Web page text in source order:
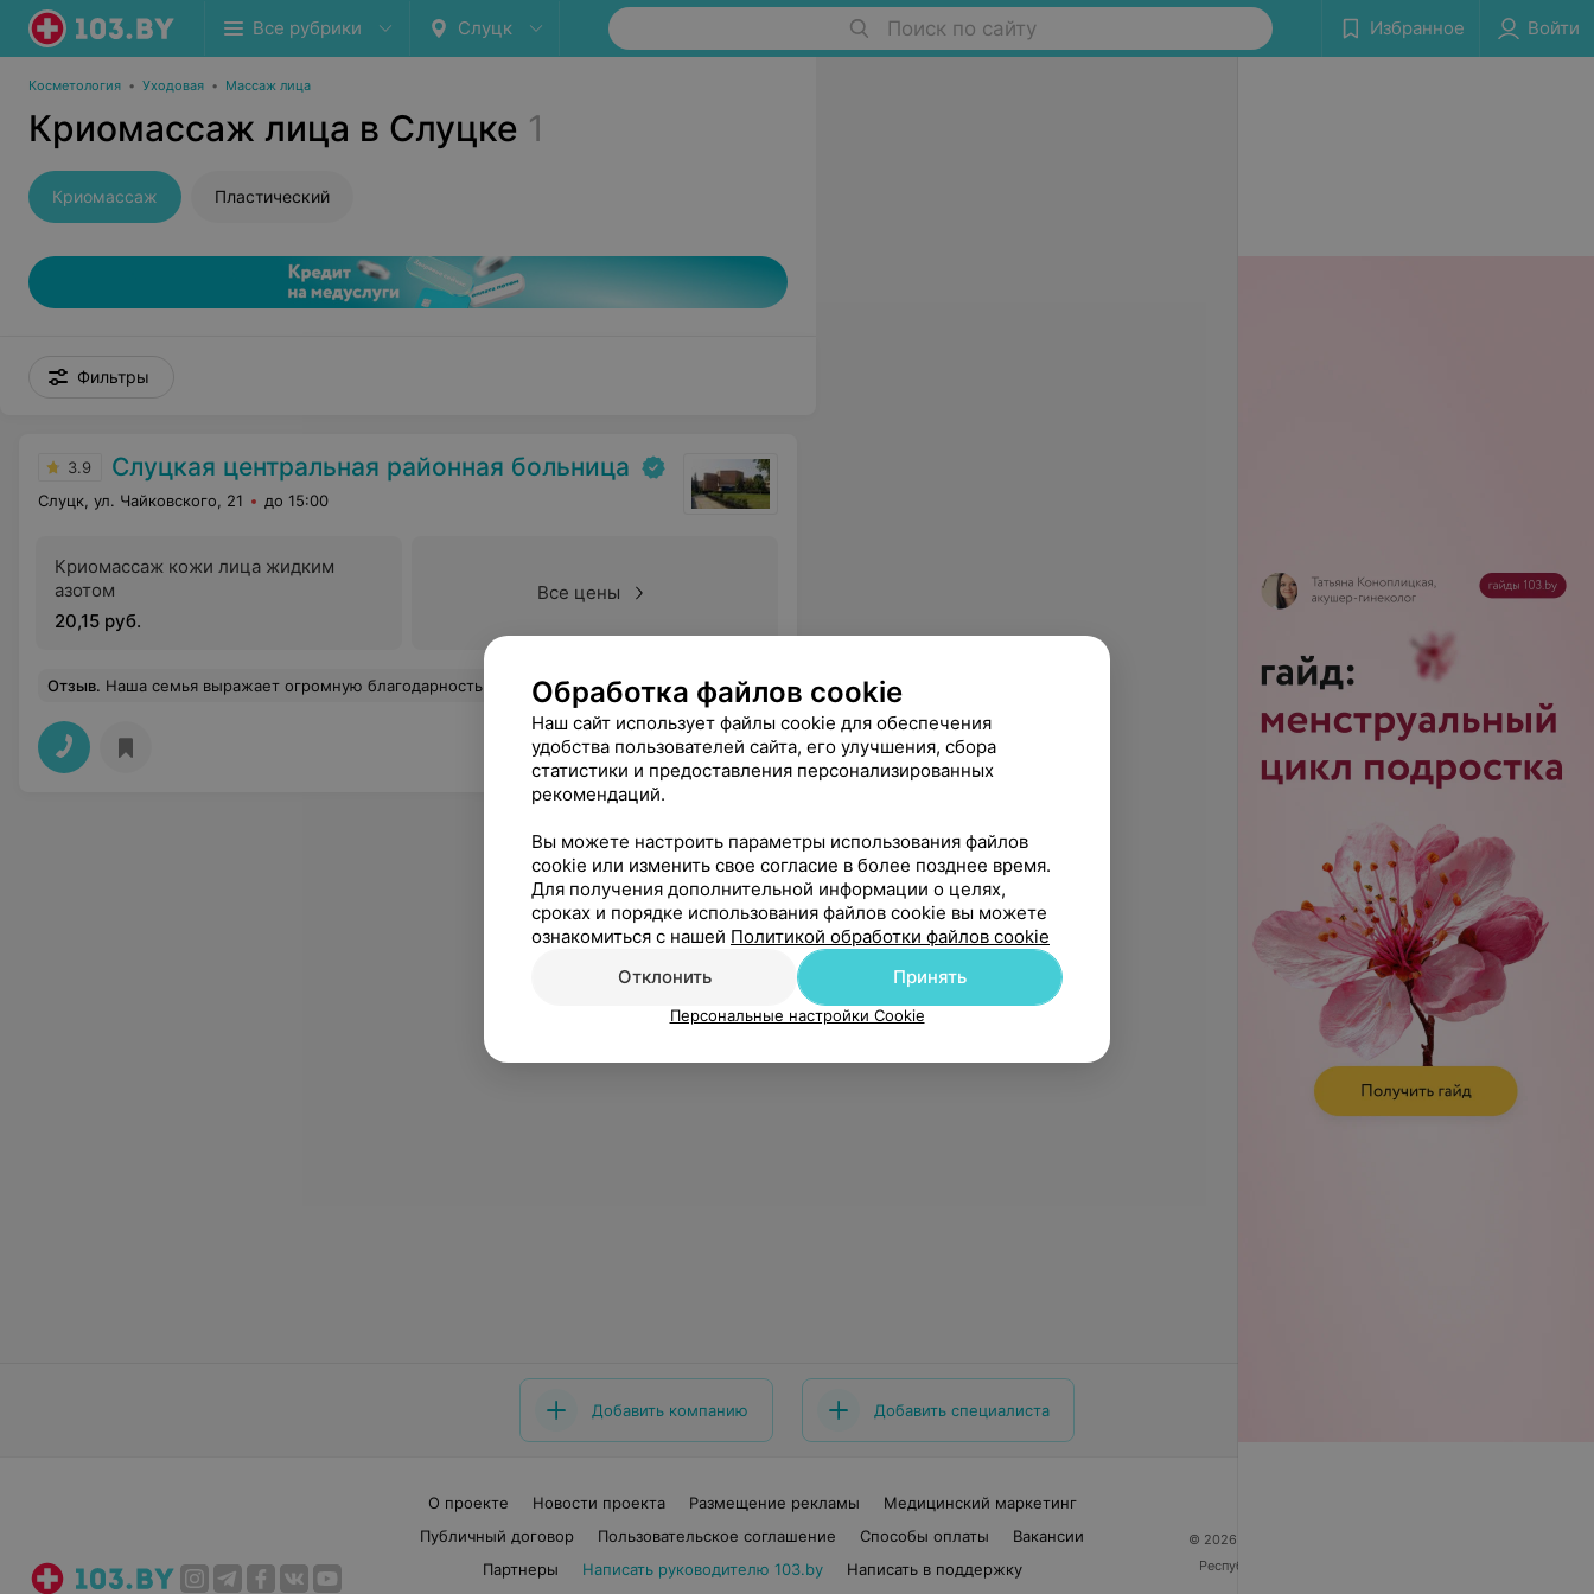
Все рубрики Слуцк Поиск по сайту Избранное Войти
Косметология • Уходовая • Массаж лица
Криомассаж лица в Слуцке 1
Криомассаж Пластический
Фильтры
3.9 Слуцкая центральная районная больница
Слуцк, ул. Чайковского, 21 до 15:00
Криомассаж кожи лица жидким
азотом
20,15 руб.
Все цены
Отзыв. Наша семья выражает огромную благодарность за своевременное оказание медицинской помощи и грамотный профессионализм врачам - начмеду О. В., Зав. инф. отд. Н. А, Зав. Отд.реанимации - Д.А, В. В., всему медицинскому персоналу ОРИТ. Желаем крепкого здоровья, дальнейших успехов в профессиональной деятельности. С уважением Агабалаев К. А, врач, ветеран с 46 летним стажем. Еще
Добавить компанию Добавить специалиста
О проекте Новости проекта Размещение рекламы
Медицинский маркетинг
Публичный договор
Пользовательское соглашение Способы оплаты
Вакансии
Партнеры
Написать руководителю 103.by
Написать в поддержку
© 2026 ООО «Артокс Лаб», УНП 191700409
Республика Беларусь, г. Минск, улица Толбухина, 2,
Обработка файлов cookie
Наш сайт использует файлы cookie для обеспечения
удобства пользователей сайта, его улучшения, сбора
статистики и предоставления персонализированных
рекомендаций.
Вы можете настроить параметры использования файлов
cookie или изменить свое согласие в более позднее время.
Для получения дополнительной информации о целях,
сроках и порядке использования файлов cookie вы можете
ознакомиться с нашей Политикой обработки файлов cookie
Отклонить
Принять
Персональные настройки Cookie